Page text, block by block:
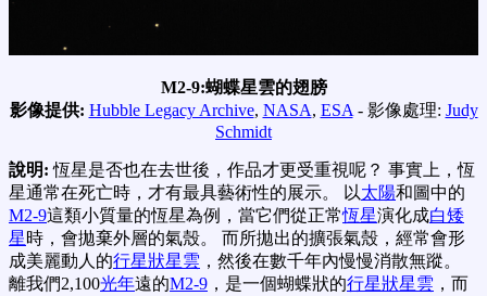
M2-9:蝴蝶星雲的翅膀
影像提供: Hubble Legacy Archive, NASA, ESA - 影像處理: Judy
Schmidt
說明:恆星是否也在去世後，作品才更受重視呢？ 事實上，恆
星通常在死亡時，才有最具藝術性的展示。 以太陽和圖中的
M2-9這類小質量的恆星為例，當它們從正常恆星演化成白矮
星時，會拋棄外層的氣殼。 而所拋出的擴張氣殼，經常會形
成美麗動人的行星狀星雲 ，然後在數千年內慢慢消散無蹤。
離我們2,100光年遠的M2-9 ，是一個蝴蝶狀的行星狀星雲 ，而